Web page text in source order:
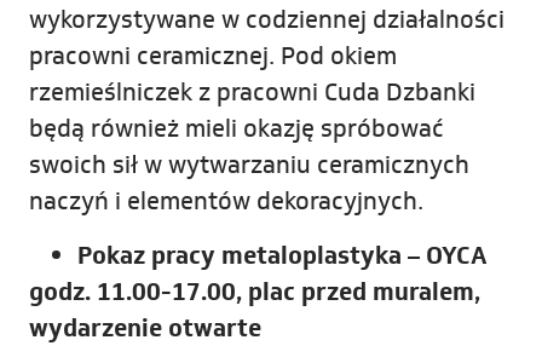
wykorzystywane w codziennej działalności
pracowni ceramicznej. Pod okiem
rzemieślniczek z pracowni Cuda Dzbanki
będą również mieli okazję spróbować
swoich sił w wytwarzaniu ceramicznych
naczyń i elementów dekoracyjnych.
Pokaz pracy metaloplastyka – OYCA
godz. 11.00-17.00, plac przed muralem,
wydarzenie otwarte